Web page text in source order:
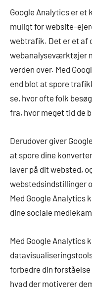
Google Analytics er
muligt for website-
webtrafik. Det er et af
webanalyseværktøjer
verden over. Med
end blot at spore
se, hvor ofte folk
fra, hvor meget tid de
Derudover giver
at spore dine
laver på dit websted,
webstedsindstillinger
Med Google Analytics
dine sociale
Med Google Analytics
forbedre din
hvad der motiverer